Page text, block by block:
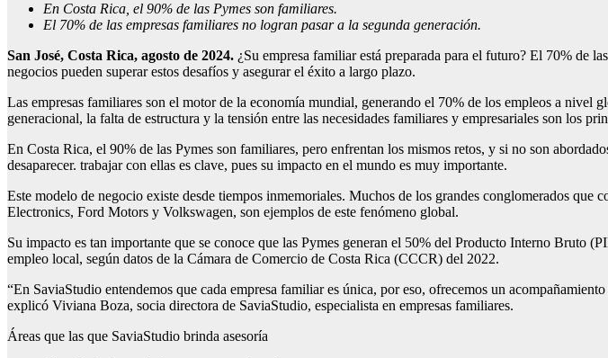
En Costa Rica, el 90% de las Pymes son familiares.
El 70% de las empresas familiares no logran pasar a la segunda generación.
San José, Costa Rica, agosto de 2024. ¿Su empresa familiar está preparada para el futuro? El 70% de
negocios pueden superar estos desafíos y asegurar el éxito a largo plazo.
Las empresas familiares son el motor de la economía mundial, generando el 70% de los empleos a
generacional, la falta de estructura y la tensión entre las necesidades familiares y empresariales son los
En Costa Rica, el 90% de las Pymes son familiares, pero enfrentan los mismos retos, y si no son
desaparecer. trabajar con ellas es clave, pues su impacto en el mundo es muy importante.
Este modelo de negocio existe desde tiempos inmemoriales. Muchos de los grandes conglomerados
Electronics, Ford Motors y Volkswagen, son ejemplos de este fenómeno global.
Su impacto es tan importante que se conoce que las Pymes generan el 50% del Producto Interno Bruto
empleo local, según datos de la Cámara de Comercio de Costa Rica (CCCR) del 2022.
“En SaviaStudio entendemos que cada empresa familiar es única, por eso, ofrecemos un
explicó Viviana Boza, socia directora de SaviaStudio, especialista en empresas familiares.
Áreas que las que SaviaStudio brinda asesoría